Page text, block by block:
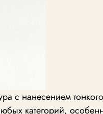
с нанесением
категорий,